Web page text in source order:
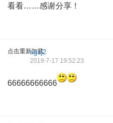
看看……感谢分享！
点击重新加载
sgzj2
2019-7-17 19:52:23
66666666666